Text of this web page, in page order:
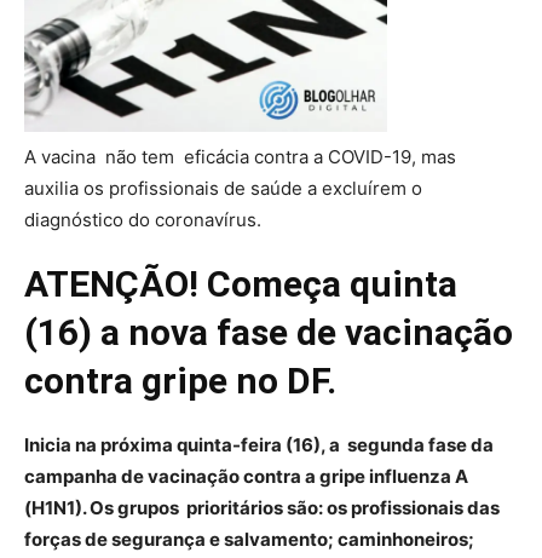
A vacina não tem eficácia contra a COVID-19, mas
auxilia os profissionais de saúde a excluírem o
diagnóstico do coronavírus.
ATENÇÃO! Começa quinta
(16) a nova fase de vacinação
contra gripe no DF.
Inicia na próxima quinta-feira (16), a segunda fase da
campanha de vacinação contra a gripe influenza A
(H1N1). Os grupos prioritários são: os profissionais das
forças de segurança e salvamento; caminhoneiros;